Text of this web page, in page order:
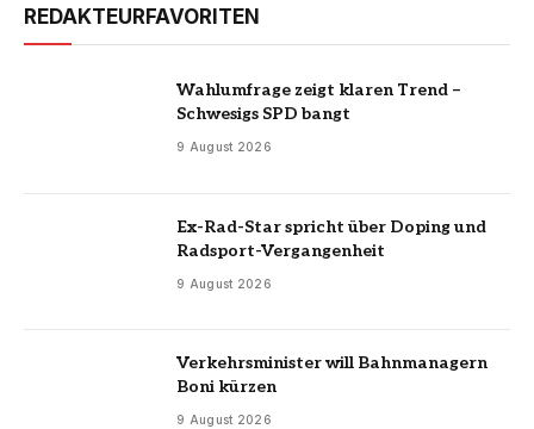
REDAKTEURFAVORITEN
Wahlumfrage zeigt klaren Trend –
Schwesigs SPD bangt
9 August 2026
Ex-Rad-Star spricht über Doping und
Radsport-Vergangenheit
9 August 2026
Verkehrsminister will Bahnmanagern
Boni kürzen
9 August 2026